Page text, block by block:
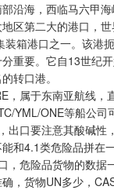
沿海，西临马六甲
区第二大的港口，
箱港口之一。该港
重要。它自13世纪
转口港。
，属于东南亚航线，
YML/ONE等船公司
出口要注意其酸碱性
和4.1类危险品拼在一
，危险品货物的数据
，货物UN多少，